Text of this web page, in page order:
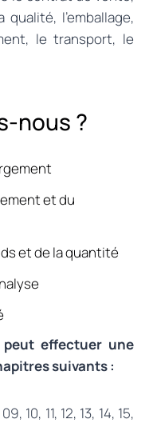
l’emballage,
le transport, le
nous ?
et du
et de la quantité
peut effectuer une
suivants :
10, 11, 12, 13, 14, 15,